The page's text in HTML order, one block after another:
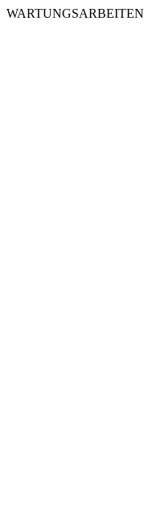
WARTUNGSARBEITEN